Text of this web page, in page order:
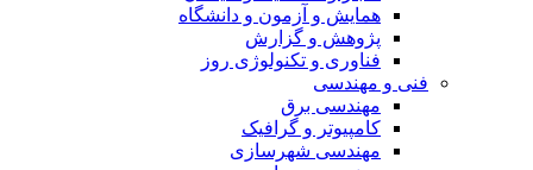
همایش و آزمون و دانشگاه
پژوهش و گزارش
فناوری و تکنولوژی روز
فنی و مهندسی
مهندسی برق
کامپیوتر و گرافیک
مهندسی شهرسازی